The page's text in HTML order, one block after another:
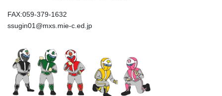
FAX:059-379-1632
ssugin01@mxs.mie-c.ed.jp